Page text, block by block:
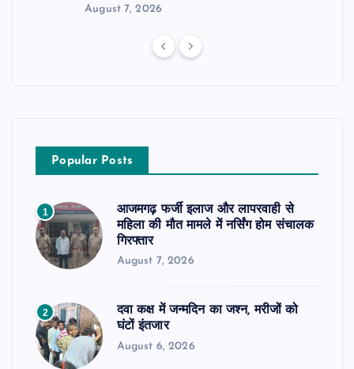
August 7, 2026
Popular Posts
1
आजमगढ़ फर्जी इलाज और लापरवाही से
महिला की मौत मामले में नर्सिंग होम संचालक
गिरफ्तार
August 7, 2026
2
दवा कक्ष में जन्मदिन का जश्न, मरीजों को
घंटों इंतजार
August 6, 2026